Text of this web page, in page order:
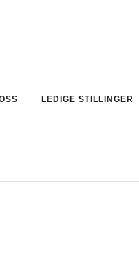
LEDIGE STILLINGER